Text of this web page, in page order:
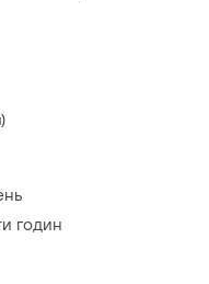
годин